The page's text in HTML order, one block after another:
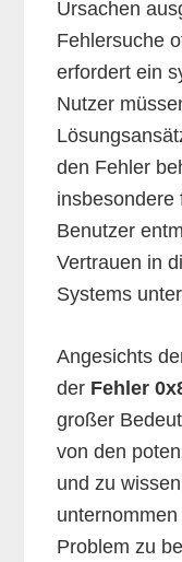
Ursachen
Fehlersuche
erfordert ein
Nutzer
den Fehler
insbesondere
Benutzer
Vertrauen in
Systems
Angesichts
der Fehler
großer
von den
und zu
Problem zu